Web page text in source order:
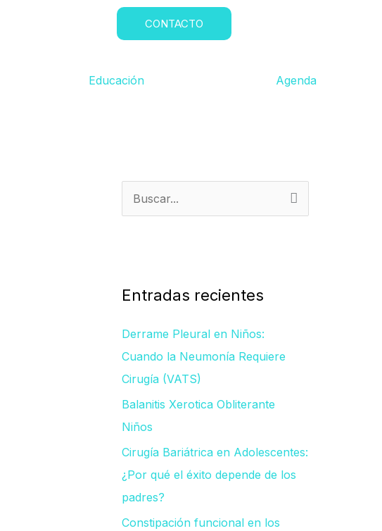
CONTACTO
Educación Agenda
a
p
o
r
:
Entradas recientes
Derrame Pleural en Niños:
Cuando la Neumonía Requiere
Cirugía (VATS)
Balanitis Xerotica Obliterante
Niños
Cirugía Bariátrica en Adolescentes:
¿Por qué el éxito depende de los
padres?
Constipación funcional en los